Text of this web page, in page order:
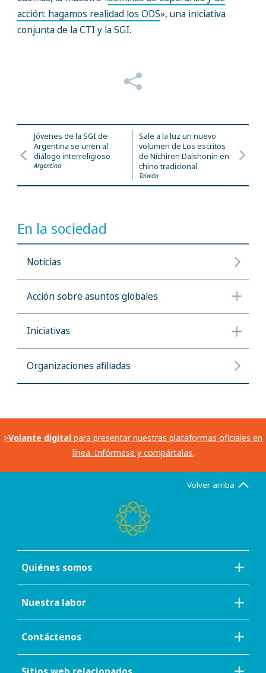
acción: hagamos realidad los ODS», una iniciativa
conjunta de la CTI y la SGI.
Jóvenes de la SGI de
Argentina se unen al
diálogo interreligioso
Argentina
Sale a la luz un nuevo
volumen de Los escritos
de Nichiren Daishonin en
chino tradicional
Taiwán
En la sociedad
Noticias
Acción sobre asuntos globales
Iniciativas
Organizaciones afiliadas
>Volante digital para presentar nuestras plataformas oficiales en
línea. Infórmese y compártalas.
Volver arriba
Quiénes somos
Nuestra labor
Contáctenos